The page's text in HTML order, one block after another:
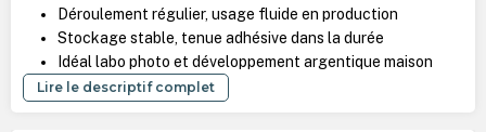
Déroulement régulier, usage fluide en production
Stockage stable, tenue adhésive dans la durée
Idéal labo photo et développement argentique maison
Lire le descriptif complet